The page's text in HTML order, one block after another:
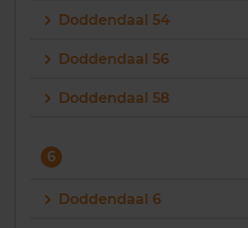
Doddendaal 54
Doddendaal 56
Doddendaal 58
6
Doddendaal 6